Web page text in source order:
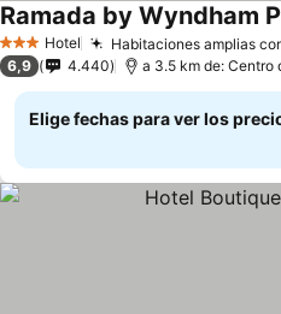
3 Estrellas
Hotel Habitaciones amplias
6,9 4.440 a 3.5 km de: Centro
Elige fechas para ver los